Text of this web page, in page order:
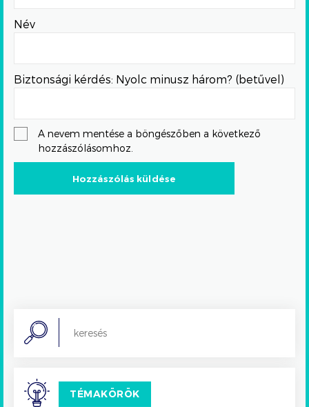
Név
Biztonsági kérdés: Nyolc minusz három? (betűvel)
A nevem mentése a böngészőben a következő
hozzászólásomhoz.
Search
TÉMAKÖRÖK